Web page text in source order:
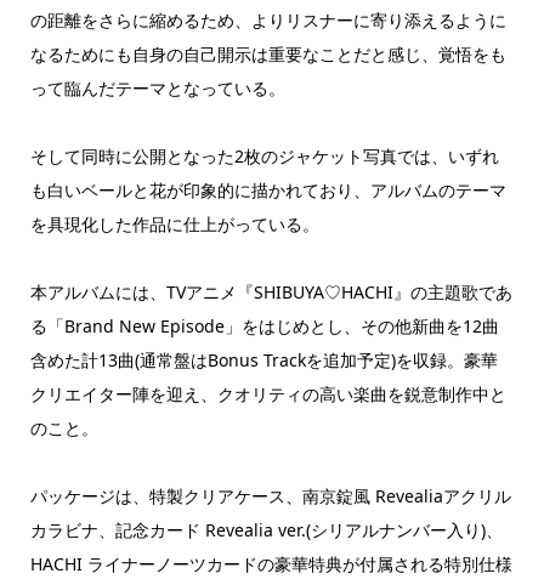
の距離をさらに縮めるため、よりリスナーに寄り添えるように
なるためにも自身の自己開示は重要なことだと感じ、覚悟をも
って臨んだテーマとなっている。
そして同時に公開となった2枚のジャケット写真では、いずれ
も白いベールと花が印象的に描かれており、アルバムのテーマ
を具現化した作品に仕上がっている。
本アルバムには、TVアニメ『SHIBUYA♡HACHI』の主題歌であ
る「Brand New Episode」をはじめとし、その他新曲を12曲
含めた計13曲(通常盤はBonus Trackを追加予定)を収録。豪華
クリエイター陣を迎え、クオリティの高い楽曲を鋭意制作中と
のこと。
パッケージは、特製クリアケース、南京錠風 Revealiaアクリル
カラビナ、記念カード Revealia ver.(シリアルナンバー入り)、
HACHI ライナーノーツカードの豪華特典が付属される特別仕様